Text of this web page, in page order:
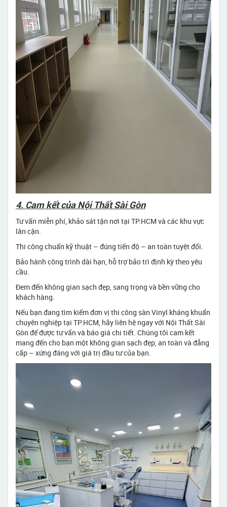
4. Cam kết của Nội Thất Sài Gòn
Tư vấn miễn phí, khảo sát tận nơi tại TP.HCM và các khu vực
lân cận.
Thi công chuẩn kỹ thuật – đúng tiến độ – an toàn tuyệt đối.
Bảo hành công trình dài hạn, hỗ trợ bảo trì định kỳ theo yêu
cầu.
Đem đến không gian sạch đẹp, sang trọng và bền vững cho
khách hàng.
Nếu bạn đang tìm kiếm đơn vị thi công sàn Vinyl kháng khuẩn
chuyên nghiệp tại TP.HCM, hãy liên hệ ngay với Nội Thất Sài
Gòn để được tư vấn và báo giá chi tiết. Chúng tôi cam kết
mang đến cho bạn một không gian sạch đẹp, an toàn và đẳng
cấp – xứng đáng với giá trị đầu tư của bạn.